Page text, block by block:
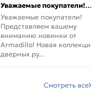
Уважаемые покупатели!
Представляем вашему
вниманию новинки от
Armadillo!
Уважаемые покупатели!
Представляем вашему
вниманию новинки от
Armadillo! Новая коллекция
дверных ру...
Смотреть все